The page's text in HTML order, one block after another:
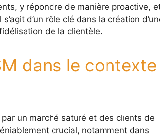
y répondre de manière proactive,
d’un rôle clé dans la création
de la clientèle.
dans le contexte
un marché saturé et des clients de
crucial, notamment dans